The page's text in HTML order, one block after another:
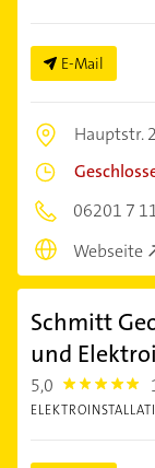
E-Mail
Hauptstr.
06201 7
Webseite
Schmitt
und
5,0 5.0